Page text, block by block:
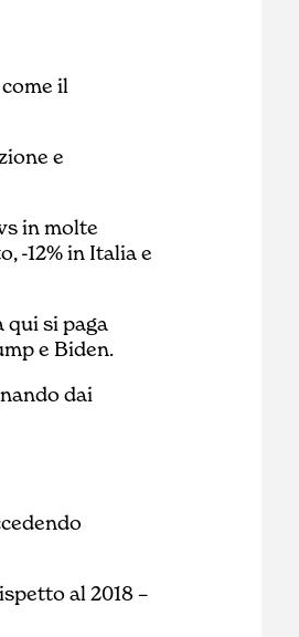
il
e
in molte
-12% in Italia e
qui si paga
e Biden.
dai
al 2018 –